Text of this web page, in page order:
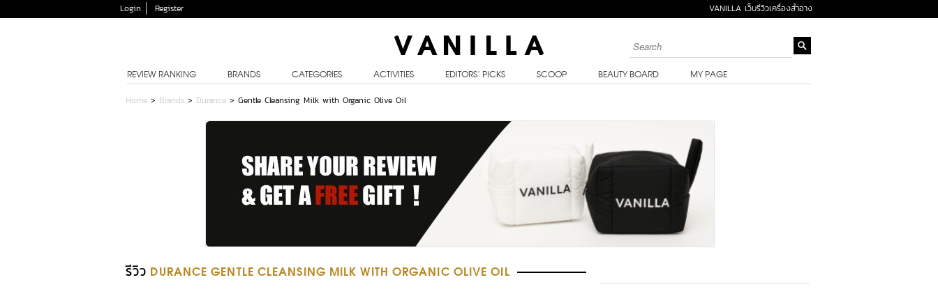
Login Register VANILLA เว็บรีวิวเครื่องสำอาง
REVIEW RANKING BRANDS CATEGORIES ACTIVITIES EDITORS’ PICKS SCOOP BEAUTY BOARD MY PAGE
Home > Brands > Durance > Gentle Cleansing Milk with Organic Olive Oil
รีวิว DURANCE GENTLE CLEANSING MILK WITH ORGANIC OLIVE OIL